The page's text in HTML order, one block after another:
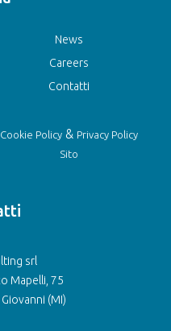
News
Careers
Contatti
Cookie Policy& Privacy Policy
Sito
srl
Mapelli, 75
(MI)